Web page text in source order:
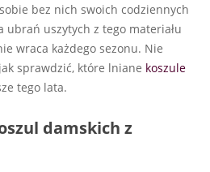
bez nich swoich codziennych
uszytych z tego materiału
wraca każdego sezonu. Nie
sprawdzić, które lniane koszule
tego lata.
damskich z